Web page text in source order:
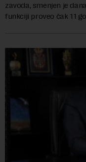
zavoda, smenjen je
funkciji proveo čak 11